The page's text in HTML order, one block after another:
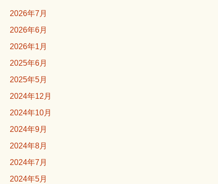
2026年7月
2026年6月
2026年1月
2025年6月
2025年5月
2024年12月
2024年10月
2024年9月
2024年8月
2024年7月
2024年5月